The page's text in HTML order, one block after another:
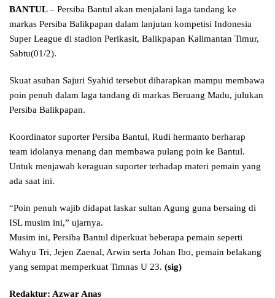
BANTUL– Persiba Bantul akan menjalani laga tandang ke
markas Persiba Balikpapan dalam lanjutan kompetisi Indonesia
Super League di stadion Perikasit, Balikpapan Kalimantan Timur,
Sabtu(01/2).
Skuat asuhan Sajuri Syahid tersebut diharapkan mampu membawa
poin penuh dalam laga tandang di markas Beruang Madu, julukan
Persiba Balikpapan.
Koordinator suporter Persiba Bantul, Rudi hermanto berharap
team idolanya menang dan membawa pulang poin ke Bantul.
Untuk menjawab keraguan suporter terhadap materi pemain yang
ada saat ini.
“Poin penuh wajib didapat laskar sultan Agung guna bersaing di
ISL musim ini,” ujarnya.
Musim ini, Persiba Bantul diperkuat beberapa pemain seperti
Wahyu Tri, Jejen Zaenal, Arwin serta Johan Ibo, pemain belakang
yang sempat memperkuat Timnas U 23. (sig)
Redaktur: Azwar Anas